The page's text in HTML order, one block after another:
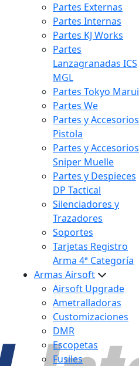
Partes Externas
Partes Internas
Partes KJ Works
Partes
Lanzagranadas ICS
MGL
Partes Tokyo Marui
Partes We
Partes y Accesorios
Pistola
Partes y Accesorios
Sniper Muelle
Partes y Despieces
DP Tactical
Silenciadores y
Trazadores
Soportes
Tarjetas Registro
Arma 4ª Categoría
Armas Airsoft
Airsoft Upgrade
Ametralladoras
Customizaciones
DMR
Escopetas
Fusiles